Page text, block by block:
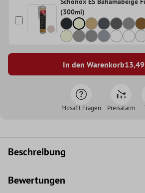
(300ml)
In den Warenkorb13,49
Mosafil Fragen Preisalarm
Beschreibung
Bewertungen